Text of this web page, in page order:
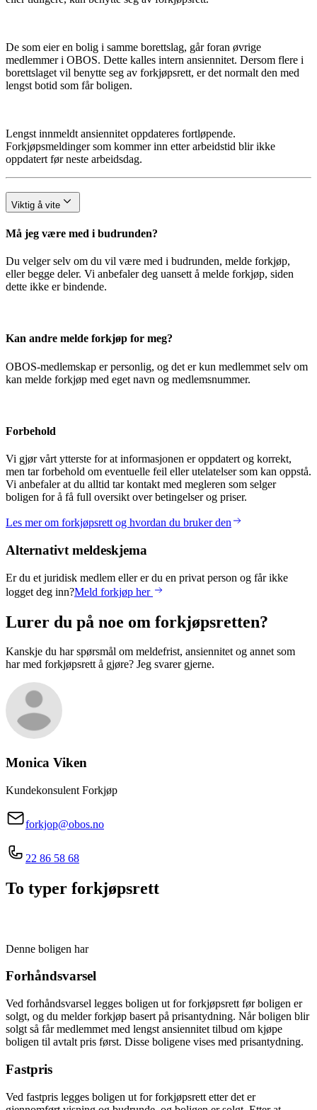
De som eier en bolig i samme borettslag, går foran øvrige
medlemmer i OBOS. Dette kalles intern ansiennitet. Dersom flere i
borettslaget vil benytte seg av forkjøpsrett, er det normalt den med
lengst botid som får boligen.
Lengst innmeldt ansiennitet oppdateres fortløpende.
Forkjøpsmeldinger som kommer inn etter arbeidstid blir ikke
oppdatert før neste arbeidsdag.
Viktig å vite
Må jeg være med i budrunden?
Du velger selv om du vil være med i budrunden, melde forkjøp,
eller begge deler. Vi anbefaler deg uansett å melde forkjøp, siden
dette ikke er bindende.
Kan andre melde forkjøp for meg?
OBOS-medlemskap er personlig, og det er kun medlemmet selv om
kan melde forkjøp med eget navn og medlemsnummer.
Forbehold
Vi gjør vårt ytterste for at informasjonen er oppdatert og korrekt,
men tar forbehold om eventuelle feil eller utelatelser som kan oppstå.
Vi anbefaler at du alltid tar kontakt med megleren som selger
boligen for å få full oversikt over betingelser og priser.
Les mer om forkjøpsrett og hvordan du bruker den
Alternativt meldeskjema
Er du et juridisk medlem eller er du en privat person og får ikke
logget deg inn?Meld forkjøp her
Lurer du på noe om forkjøpsretten?
Kanskje du har spørsmål om meldefrist, ansiennitet og annet som
har med forkjøpsrett å gjøre? Jeg svarer gjerne.
Monica Viken
Kundekonsulent Forkjøp
forkjop@obos.no
22 86 58 68
To typer forkjøpsrett
Denne boligen har
Forhåndsvarsel
Ved forhåndsvarsel legges boligen ut for forkjøpsrett før boligen er
solgt, og du melder forkjøp basert på prisantydning. Når boligen blir
solgt så får medlemmet med lengst ansiennitet tilbud om kjøpe
boligen til avtalt pris først. Disse boligene vises med prisantydning.
Fastpris
Ved fastpris legges boligen ut for forkjøpsrett etter det er